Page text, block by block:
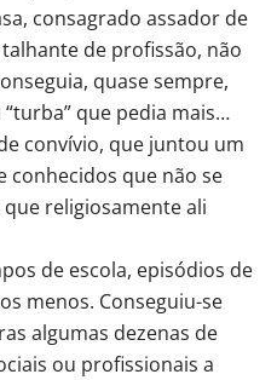
consagrado assador de
de profissão, não
quase sempre,
que pedia mais…
convívio, que juntou um
conhecidos que não se
religiosamente ali
de escola, episódios de
menos. Conseguiu-se
algumas dezenas de
ou profissionais a